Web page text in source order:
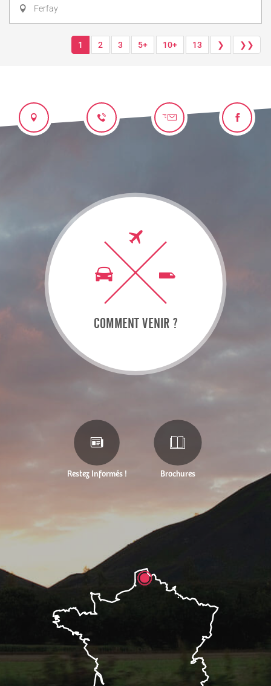
Ferfay
1 2 3 5+ 10+ 13 ❯ ❯❯
COMMENT VENIR ?
Restez Informés ! Brochures